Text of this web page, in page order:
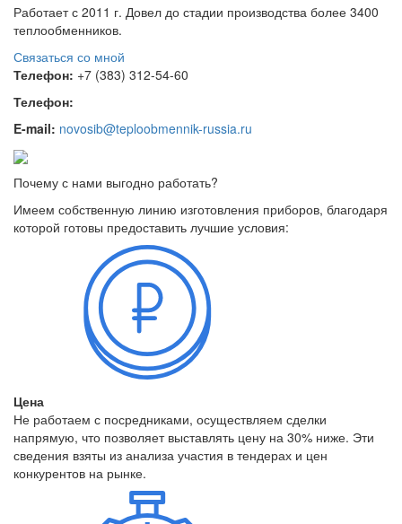
Работает с 2011 г. Довел до стадии производства более 3400
теплообменников.
Связаться со мной
Телефон: +7 (383) 312-54-60
Телефон:
E-mail: novosib@teploobmennik-russia.ru
Почему с нами выгодно работать?
Имеем собственную линию изготовления приборов, благодаря
которой готовы предоставить лучшие условия:
Цена
Не работаем с посредниками, осуществляем сделки
напрямую, что позволяет выставлять цену на 30% ниже. Эти
сведения взяты из анализа участия в тендерах и цен
конкурентов на рынке.